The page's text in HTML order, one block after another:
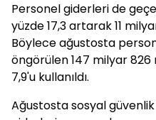
Personel giderleri de
yüzde 17,3 artarak 11
Böylece ağustosta
öngörülen 147 milyar
7,9'u kullanıldı.
Ağustosta sosyal